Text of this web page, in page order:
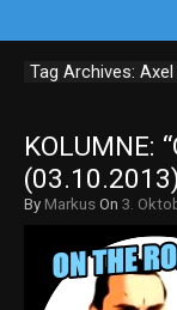
Tag Archives: Axel
KOLUMNE:
(03.10.2013)
By Markus On 3.